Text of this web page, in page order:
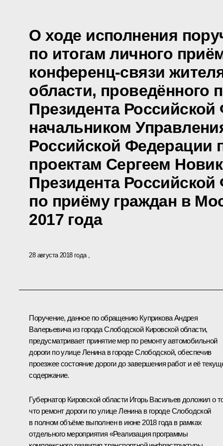
О ходе исполнения
по итогам личного
конференц-связи
области, проведённого
Президента
начальником
Российской Федерации
проектам Сергеем
Президента
по приёму граждан в
2017 года
28 августа 2018 года
Поручение, данное по обращению Куприкова Андрея
Валерьевича из города Слободской Кировской области,
предусматривает принятие мер по ремонту автомобильной
дороги по улице Ленина в городе Слободской, обеспечив
проезжее состояние дороги до завершения работ и её
содержание.
Губернатор Кировской области Игорь Васильев доложил о
что ремонт дороги по улице Ленина в городе Слободской
в полном объёме выполнен в июне 2018 года в рамках
отдельного мероприятия «Реализация программы